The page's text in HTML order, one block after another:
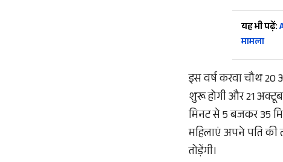
यह भी पढ़ें:
मामला
इस वर्ष करवा चौथ 20
शुरू होगी और 21
मिनट से 5 बजकर 35
महिलाएं अपने पति की
तोड़ेंगी।